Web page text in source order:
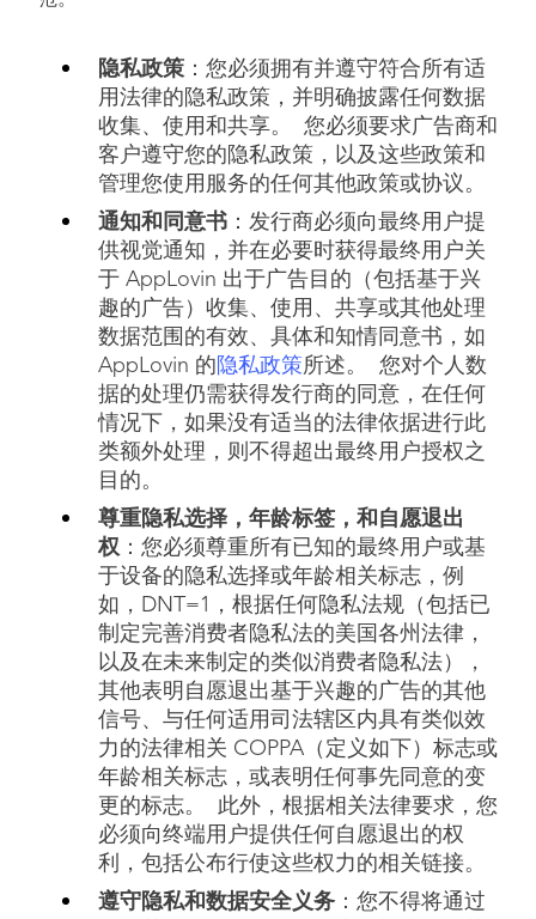
隐私政策 ：您必须拥有并遵守符合所有适
用法律的隐私政策，并明确披露任何数据
收集、使用和共享。 您必须要求广告商和
客户遵守您的隐私政策，以及这些政策和
管理您使用服务的任何其他政策或协议。
通知和同意书 ：发行商必须向最终用户提
供视觉通知，并在必要时获得最终用户关
于 AppLovin 出于广告目的（包括基于兴
趣的广告）收集、使用、共享或其他处理
数据范围的有效、具体和知情同意书，如
AppLovin 的 隐私政策所述。 您对个人数
据的处理仍需获得发行商的同意，在任何
情况下，如果没有适当的法律依据进行此
类额外处理，则不得超出最终用户授权之
目的。
尊重隐私选择，年龄标签，和自愿退出
权 ：您必须尊重所有已知的最终用户或基
于设备的隐私选择或年龄相关标志，例
如，DNT=1，根据任何隐私法规（包括已
制定完善消费者隐私法的美国各州法律，
以及在未来制定的类似消费者隐私法），
其他表明自愿退出基于兴趣的广告的其他
信号、与任何适用司法辖区内具有类似效
力的法律相关 COPPA（定义如下）标志或
年龄相关标志，或表明任何事先同意的变
更的标志。 此外，根据相关法律要求，您
必须向终端用户提供任何自愿退出的权
利，包括公布行使这些权力的相关链接。
遵守隐私和数据安全义务 ：您不得将通过